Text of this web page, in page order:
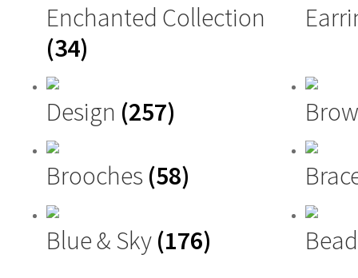
Enchanted Collection
(34)
Design (257)
Brooches (58)
Blue & Sky (176)